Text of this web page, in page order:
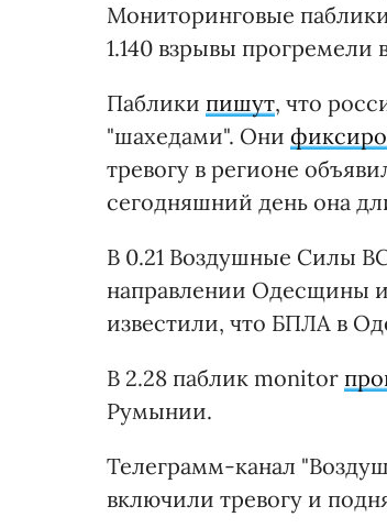
Мониторинговые
1.140 взрывы прогремели
Паблики пишут, что
"шахедами". Они
тревогу в регионе
сегодняшний день она
В 0.21 Воздушные Силы
направлении Одесщины и
известили, что БПЛА в
В 2.28 паблик monitor
Румынии.
Телеграмм-канал
включили тревогу и